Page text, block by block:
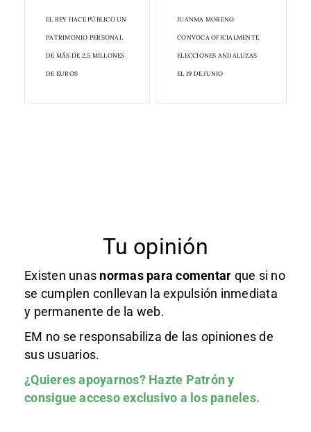
EL REY HACE PÚBLICO UN
PATRIMONIO PERSONAL
DE MÁS DE 2,5 MILLONES
DE EUROS
JUANMA MORENO
CONVOCA OFICIALMENTE
ELECCIONES ANDALUZAS
EL 19 DE JUNIO
Tu opinión
Existen unas normas para comentar que si no
se cumplen conllevan la expulsión inmediata
y permanente de la web.
EM no se responsabiliza de las opiniones de
sus usuarios.
¿Quieres apoyarnos? Hazte Patróny
consigue acceso exclusivo a los paneles.